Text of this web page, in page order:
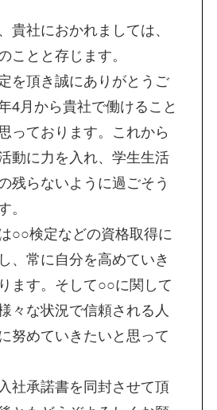
社におかれましては、
ことと存じます。
を頂き誠にありがとうご
4月から貴社で働けること
っております。これから
動に力を入れ、学生生活
残らないように過ごそう
。
○○検定などの資格取得に
、常に自分を高めていき
ます。そして○○に関して
々な状況で信頼される人
努めていきたいと思って
社承諾書を同封させて頂